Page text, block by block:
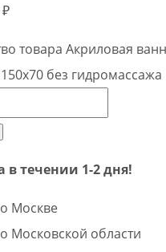
₽
товара Акриловая
без гидромассажа
в течении 1-2 дня!
Москве
Московской области